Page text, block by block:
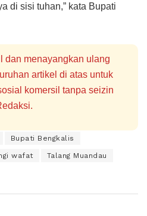
di sisi tuhan,” kata Bupati
dan menayangkan ulang
artikel di atas untuk
komersil tanpa seizin
Bupati Bengkalis
wafat Talang Muandau